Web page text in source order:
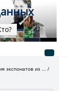
экспонатов из ...